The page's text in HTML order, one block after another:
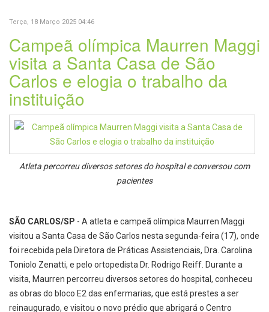
Terça, 18 Março 2025 04:46
Campeã olímpica Maurren Maggi
visita a Santa Casa de São
Carlos e elogia o trabalho da
instituição
Atleta percorreu diversos setores do hospital e conversou com
pacientes
SÃO CARLOS/SP - A atleta e campeã olímpica Maurren Maggi
visitou a Santa Casa de São Carlos nesta segunda-feira (17), onde
foi recebida pela Diretora de Práticas Assistenciais, Dra. Carolina
Toniolo Zenatti, e pelo ortopedista Dr. Rodrigo Reiff. Durante a
visita, Maurren percorreu diversos setores do hospital, conheceu
as obras do bloco E2 das enfermarias, que está prestes a ser
reinaugurado, e visitou o novo prédio que abrigará o Centro